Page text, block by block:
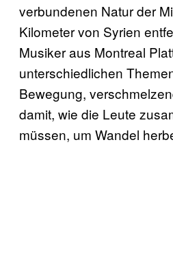
verbundenen Natur der
Kilometer von Syrien
Musiker aus Montreal
unterschiedlichen
Bewegung,
damit, wie die Leute
müssen, um Wandel